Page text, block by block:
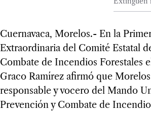
Cuernavaca, Morelos.- En la
Extraordinaria del Comité Estatal
Combate de Incendios Forestales
Graco Ramírez afirmó que
responsable y vocero del Mando
Prevención y Combate de